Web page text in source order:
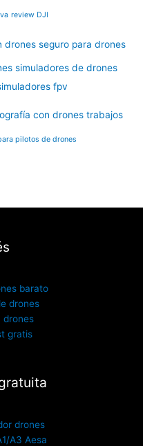
review DJI
drones seguro para drones
simuladores de drones
fpv
con drones trabajos
pilotos de drones
barato
drones
drones
gratis
drones
A3 Aesa